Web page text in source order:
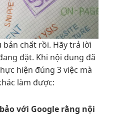
bản chất rồi. Hãy trả lời
đặt. Khi nội dung đã
hiện đúng 3 việc mà
làm được:
với Google rằng nội